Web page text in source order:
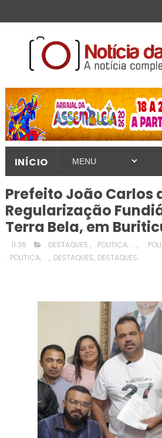
INÍCIO
Prefeito João Carlos
Regularização
Terra Bela, em
11:36 . DESTAQUES., . POLITICA, . ., . .
. POLITICA, . ., DESTAQUES, DESTAQUES.